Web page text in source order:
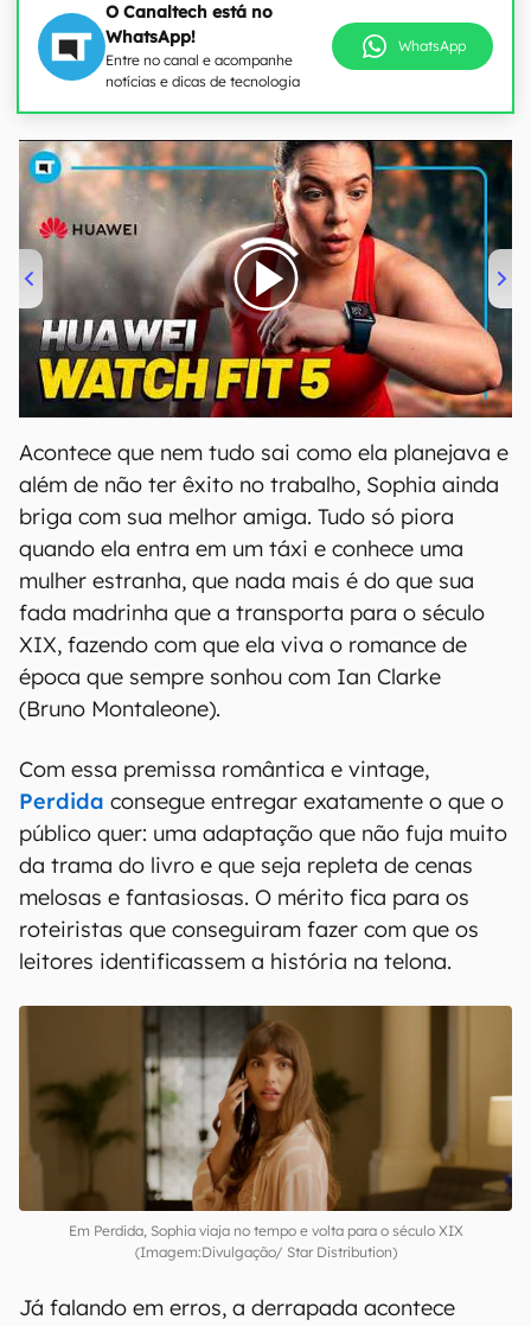
O Canaltech está no
WhatsApp!
Entre no canal e acompanhe
notícias e dicas de tecnologia
WhatsApp
00:00/04:51
Acontece que nem tudo sai como ela planejava e
além de não ter êxito no trabalho, Sophia ainda
briga com sua melhor amiga. Tudo só piora
quando ela entra em um táxi e conhece uma
mulher estranha, que nada mais é do que sua
fada madrinha que a transporta para o século
XIX, fazendo com que ela viva o romance de
época que sempre sonhou com Ian Clarke
(Bruno Montaleone).
Com essa premissa romântica e vintage,
Perdida consegue entregar exatamente o que o
público quer: uma adaptação que não fuja muito
da trama do livro e que seja repleta de cenas
melosas e fantasiosas. O mérito fica para os
roteiristas que conseguiram fazer com que os
leitores identificassem a história na telona.
Em Perdida, Sophia viaja no tempo e volta para o século XIX
(Imagem:Divulgação/ Star Distribution)
Já falando em erros, a derrapada acontece